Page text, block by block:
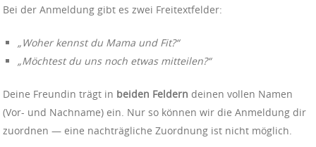
Bei der Anmeldung gibt es zwei Freitextfelder:
„Woher kennst du Mama und Fit?“
„Möchtest du uns noch etwas mitteilen?“
Deine Freundin trägt in beiden Feldern deinen vollen Namen
(Vor- und Nachname) ein. Nur so können wir die Anmeldung dir
zuordnen — eine nachträgliche Zuordnung ist nicht möglich.